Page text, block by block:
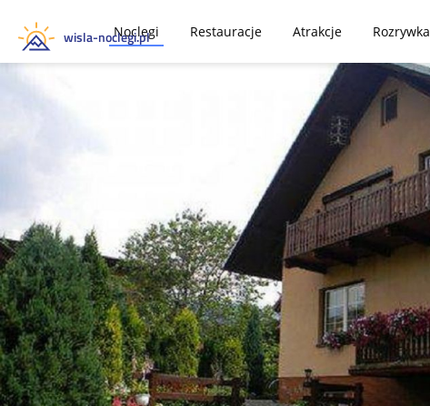
wisla-noclegi.pl
Noclegi Restauracje Atrakcje Rozrywka